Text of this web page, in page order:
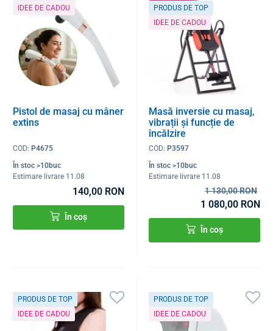
IDEE DE CADOU
Pistol de masaj cu mâner
extins
COD: P4675
În stoc >10buc
Estimare livrare 11.08
140,00 RON
În coș
PRODUS DE TOP
IDEE DE CADOU
Masă inversie cu masaj,
vibrații și funcție de
încălzire
COD:P3597
În stoc >10buc
Estimare livrare 11.08
1 130,00 RON
1 080,00 RON
În coș
PRODUS DE TOP
IDEE DE CADOU
PRODUS DE TOP
IDEE DE CADOU